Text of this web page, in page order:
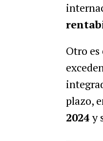
Otro es
plazo,
2024y